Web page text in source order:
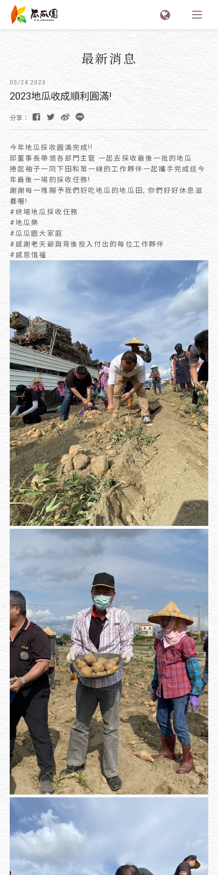
最新消息
05/24.2023
2023地瓜收成順利圓滿!
分享：
今年地瓜採收圓滿完成!!
邱董事長帶領各部門主管 一起去採收最後一批的地瓜
捲起袖子一同下田和第一線的工作夥伴一起攜手完成這今
年最後一場的採收任務!
謝謝每一塊賜予我們好吃地瓜的地瓜田, 你們好好休息滋
養喔!
#終場地瓜採收任務
#地瓜樂
#瓜瓜園大家庭
#感謝老天爺與背後投入付出的每位工作夥伴
#感恩惜福